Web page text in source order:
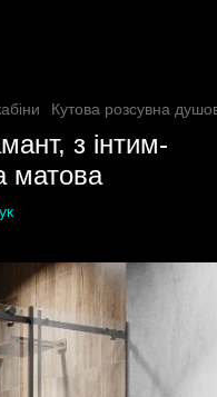
Кутова розсувна
з інтим-
матова